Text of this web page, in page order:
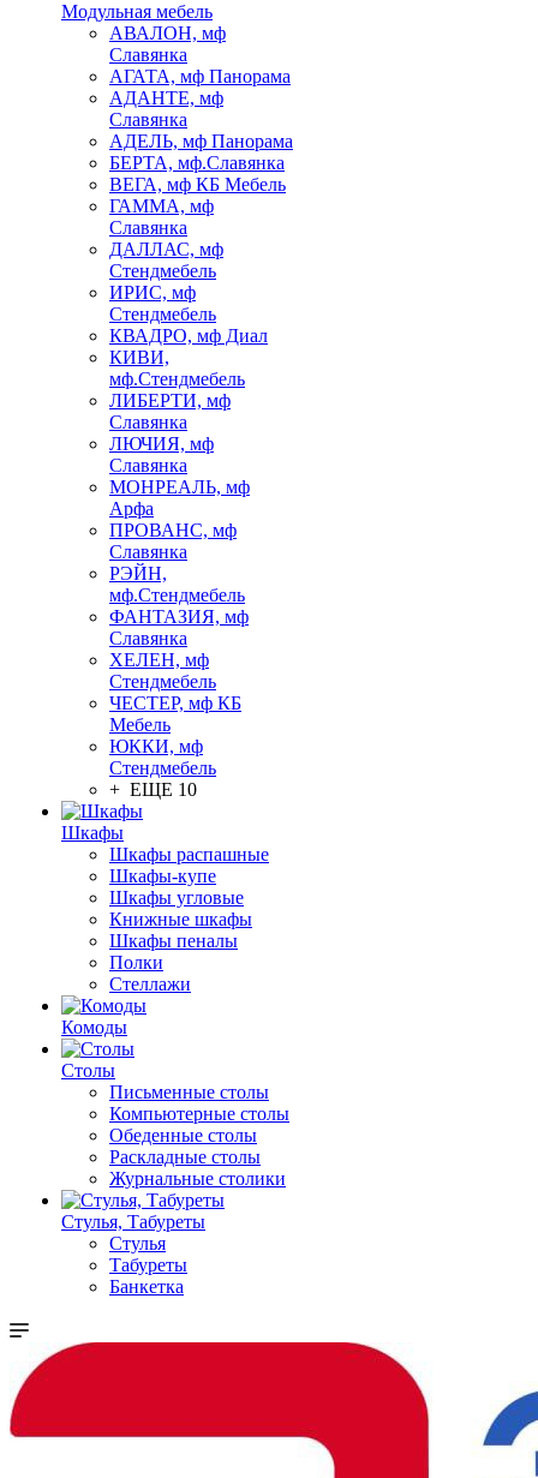
Модульная мебель
АВАЛОН, мф
Славянка
АГАТА, мф Панорама
АДАНТЕ, мф
Славянка
АДЕЛЬ, мф Панорама
БЕРТА, мф.Славянка
ВЕГА, мф КБ Мебель
ГАММА, мф
Славянка
ДАЛЛАС, мф
Стендмебель
ИРИС, мф
Стендмебель
КВАДРО, мф Диал
КИВИ,
мф.Стендмебель
ЛИБЕРТИ, мф
Славянка
ЛЮЧИЯ, мф
Славянка
МОНРЕАЛЬ, мф
Арфа
ПРОВАНС, мф
Славянка
РЭЙН,
мф.Стендмебель
ФАНТАЗИЯ, мф
Славянка
ХЕЛЕН, мф
Стендмебель
ЧЕСТЕР, мф КБ
Мебель
ЮККИ, мф
Стендмебель
+ ЕЩЕ 10
Шкафы
Шкафы распашные
Шкафы-купе
Шкафы угловые
Книжные шкафы
Шкафы пеналы
Полки
Стеллажи
Комоды
Столы
Письменные столы
Компьютерные столы
Обеденные столы
Раскладные столы
Журнальные столики
Стулья, Табуреты
Стулья
Табуреты
Банкетка